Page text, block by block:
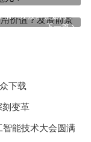
下一篇
值？发展前景如何？
下载
刻变革
能技术大会圆满